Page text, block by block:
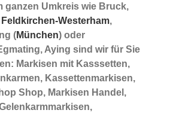
ganzen Umkreis wie Bruck,
Feldkirchen-Westerham,
(München) oder
Aying sind wir für Sie
Markisen mit Kasssetten,
Kassettenmarkisen,
Shop, Markisen Handel,